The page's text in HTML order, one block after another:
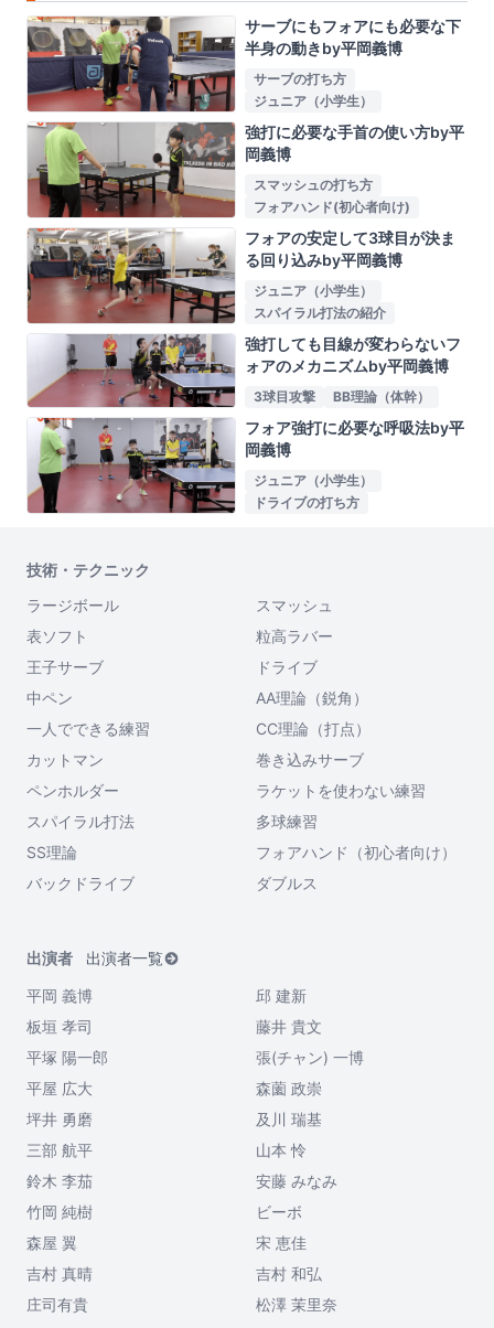
サーブにもフォアにも必要な下
半身の動きby平岡義博
サーブの打ち方
ジュニア（小学生）
強打に必要な手首の使い方by平
岡義博
スマッシュの打ち方
フォアハンド(初心者向け)
フォアの安定して3球目が決ま
る回り込みby平岡義博
ジュニア（小学生）
スパイラル打法の紹介
強打しても目線が変わらないフ
ォアのメカニズムby平岡義博
3球目攻撃 BB理論（体幹）
フォア強打に必要な呼吸法by平
岡義博
ジュニア（小学生）
ドライブの打ち方
技術・テクニック
ラージボール
スマッシュ
表ソフト
粒高ラバー
王子サーブ
ドライブ
中ペン
AA理論（鋭角）
一人でできる練習
CC理論（打点）
カットマン
巻き込みサーブ
ペンホルダー
ラケットを使わない練習
スパイラル打法
多球練習
SS理論
フォアハンド（初心者向け）
バックドライブ
ダブルス
出演者
出演者一覧
平岡 義博
邱 建新
板垣 孝司
藤井 貴文
平塚 陽一郎
張(チャン) 一博
平屋 広大
森薗 政崇
坪井 勇磨
及川 瑞基
三部 航平
山本 怜
鈴木 李茄
安藤 みなみ
竹岡 純樹
ビーボ
森屋 翼
宋 恵佳
吉村 真晴
吉村 和弘
庄司有貴
松澤 茉里奈